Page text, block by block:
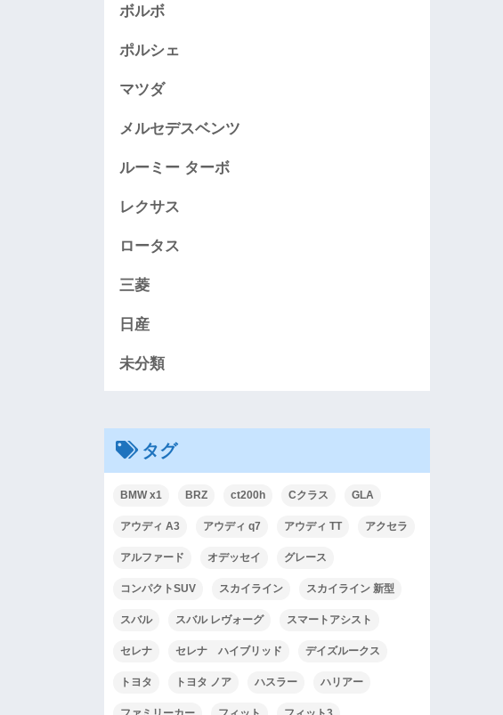
ボルボ
ポルシェ
マツダ
メルセデスベンツ
ルーミー ターボ
レクサス
ロータス
三菱
日産
未分類
タグ
BMW x1 BRZ ct200h Cクラス GLA
アウディ A3 アウディ q7 アウディ TT アクセラ
アルファード オデッセイ グレース
コンパクトSUV スカイライン スカイライン 新型
スバル スバル レヴォーグ スマートアシスト
セレナ セレナ ハイブリッド デイズルークス
トヨタ トヨタ ノア ハスラー ハリアー